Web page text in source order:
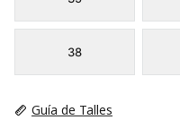
38
Guía de Talles